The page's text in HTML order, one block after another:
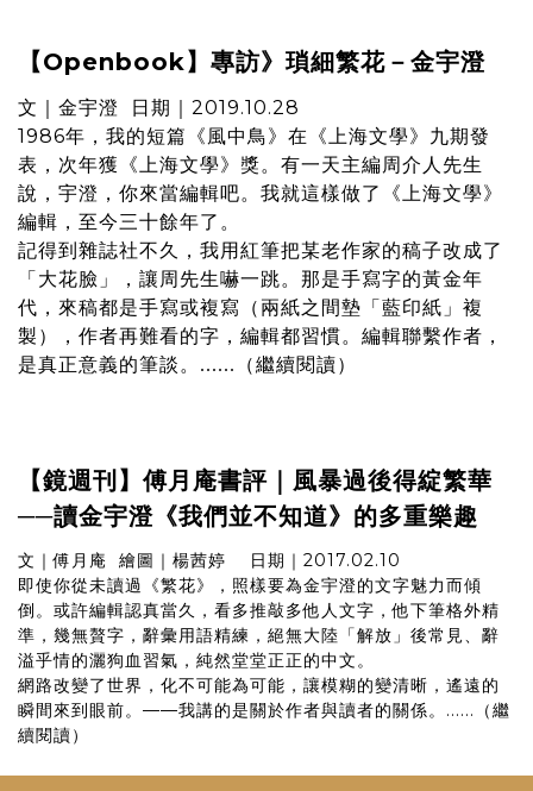
【Openbook】專訪》瑣細繁花－金宇澄
文｜金宇澄 日期｜2019.10.28
1986年，我的短篇《風中鳥》在《上海文學》九期發
表，次年獲《上海文學》獎。有一天主編周介人先生
說，宇澄，你來當編輯吧。我就這樣做了《上海文學》
編輯，至今三十餘年了。
記得到雜誌社不久，我用紅筆把某老作家的稿子改成了
「大花臉」，讓周先生嚇一跳。那是手寫字的黃金年
代，來稿都是手寫或複寫（兩紙之間墊「藍印紙」複
製），作者再難看的字，編輯都習慣。編輯聯繫作者，
是真正意義的筆談。
......（繼續閱讀）
【鏡週刊】傅月庵書評｜風暴過後得綻繁華
──讀金宇澄《我們並不知道》的多重樂趣
文｜傅月庵 繪圖｜楊茜婷 日期｜2017.02.10
即使你從未讀過《繁花》，照樣要為金宇澄的文字魅力而傾
倒。或許編輯認真當久，看多推敲多他人文字，他下筆格外精
準，幾無贅字，辭彙用語精練，絕無大陸「解放」後常見、辭
溢乎情的灑狗血習氣，純然堂堂正正的中文。
網路改變了世界，化不可能為可能，讓模糊的變清晰，遙遠的
瞬間來到眼前。——我講的是關於作者與讀者的關係。......（繼
續閱讀）